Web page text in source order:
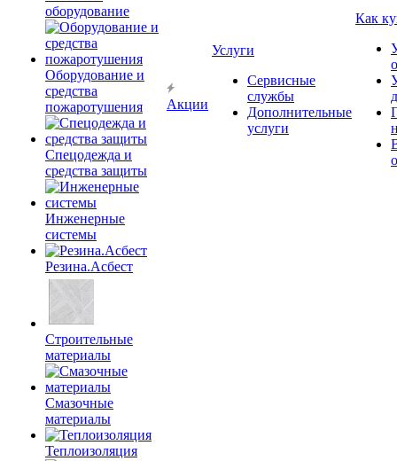
оборудование
Оборудование и
средства
пожаротушения
Спецодежда и
средства защиты
Инженерные
системы
Резина.Асбест
Строительные
материалы
Смазочные
материалы
Теплоизоляция
Акции
Услуги
Сервисные
службы
Дополнительные
услуги
Как